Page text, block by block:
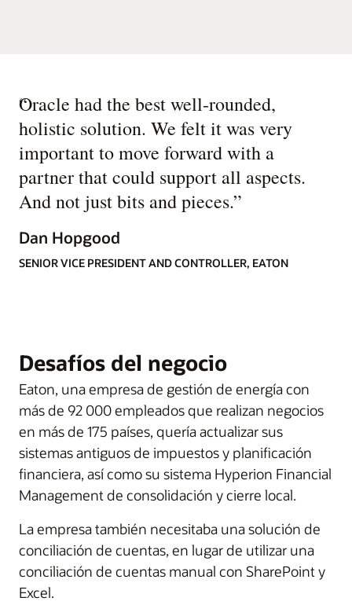
“
Oracle had the best well-rounded,
holistic solution. We felt it was very
important to move forward with a
partner that could support all aspects.
And not just bits and pieces.”
Dan Hopgood
SENIOR VICE PRESIDENT AND CONTROLLER, EATON
Desafíos del negocio
Eaton, una empresa de gestión de energía con
más de 92 000 empleados que realizan negocios
en más de 175 países, quería actualizar sus
sistemas antiguos de impuestos y planificación
financiera, así como su sistema Hyperion Financial
Management de consolidación y cierre local.
La empresa también necesitaba una solución de
conciliación de cuentas, en lugar de utilizar una
conciliación de cuentas manual con SharePoint y
Excel.